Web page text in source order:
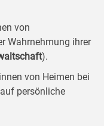
von
Wahrnehmung ihrer
).
von Heimen bei
persönliche